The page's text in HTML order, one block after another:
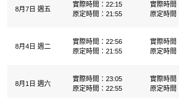
8月7日 週五
實際時間：22:15
原定時間：21:55
實際時間
原定時間
8月4日 週二
實際時間：22:56
原定時間：21:55
實際時間
原定時間
8月1日 週六
實際時間：23:05
原定時間：22:55
實際時間
原定時間